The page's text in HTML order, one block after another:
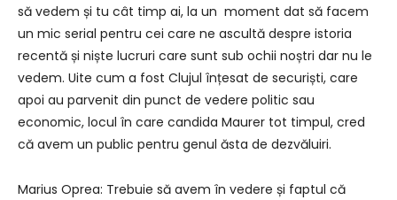
să vedem și tu cât timp ai, la un moment dat să facem
un mic serial pentru cei care ne ascultă despre istoria
recentă și niște lucruri care sunt sub ochii noștri dar nu le
vedem. Uite cum a fost Clujul înțesat de securiști, care
apoi au parvenit din punct de vedere politic sau
economic, locul în care candida Maurer tot timpul, cred
că avem un public pentru genul ăsta de dezvăluiri.
Marius Oprea: Trebuie să avem în vedere și faptul că